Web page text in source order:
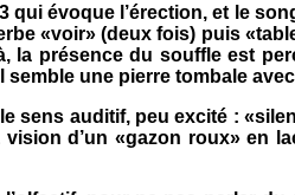
évoque l’érection, et le
«voir» (deux fois) puis
la présence du souffle est
une pierre tombale
sens auditif, peu excité :
d’un «gazon roux» en